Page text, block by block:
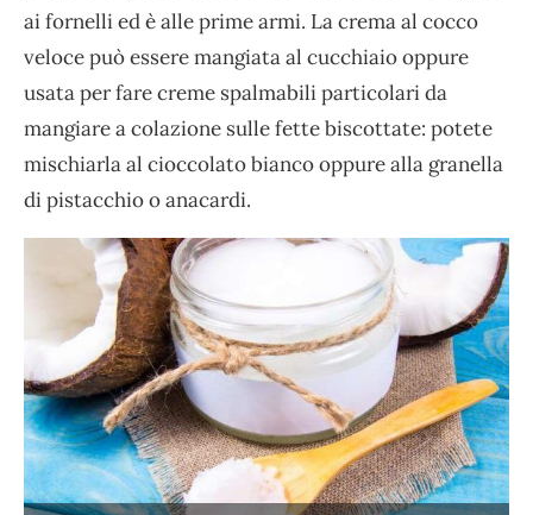
ai fornelli ed è alle prime armi. La crema al cocco
veloce può essere mangiata al cucchiaio oppure
usata per fare creme spalmabili particolari da
mangiare a colazione sulle fette biscottate: potete
mischiarla al cioccolato bianco oppure alla granella
di pistacchio o anacardi.